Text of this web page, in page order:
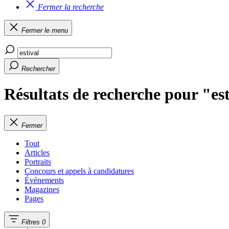
Fermer la recherche
Fermer le menu
Rechercher
Résultats de recherche pour
Fermer
Tout
Articles
Portraits
Concours et appels à candidatures
Événements
Magazines
Pages
Filtres 0